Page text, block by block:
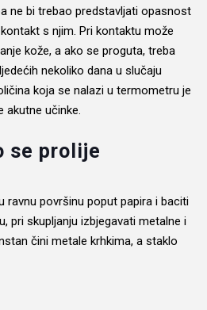
ne bi trebao predstavljati opasnost
s njim. Pri kontaktu može
kože, a ako se proguta, treba
nekoliko dana u slučaju
koja se nalazi u termometru je
akutne učinke.
se prolije
ravnu površinu poput papira i baciti
pri skupljanju izbjegavati metalne i
čini metale krhkima, a staklo